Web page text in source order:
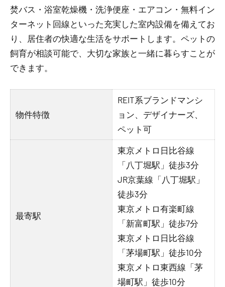
焚バス・浴室乾燥機・洗浄便座・エアコン・無料イン
ターネット回線といった充実した室内設備を備えてお
り、居住者の快適な生活をサポートします。ペットの
飼育が相談可能で、大切な家族と一緒に暮らすことが
できます。
物件特徴
REIT系ブランドマンシ
ョン、デザイナーズ、
ペット可
最寄駅
東京メトロ日比谷線
「八丁堀駅」徒歩3分
JR京葉線「八丁堀駅」
徒歩3分
東京メトロ有楽町線
「新富町駅」徒歩7分
東京メトロ日比谷線
「茅場町駅」徒歩10分
東京メトロ東西線「茅
場町駅」徒歩10分